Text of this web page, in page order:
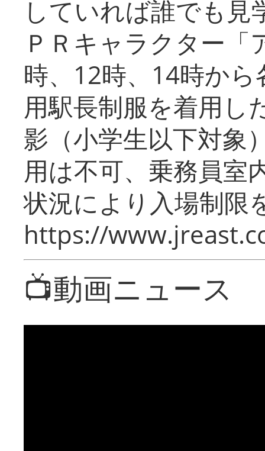
していれば誰でも
ＰＲキャラクター
時、12時、14時か
用駅長制服を着用し
影（小学生以下対象
用は不可、乗務員室
状況により入場制限
https://
📺動画ニュース